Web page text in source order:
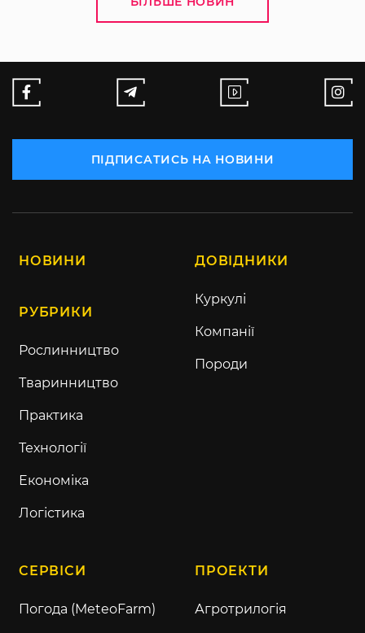
ПІДПИСАТИСЬ НА НОВИНИ
НОВИНИ
РУБРИКИ
Рослинництво
Тваринництво
Практика
Технології
Економіка
Логістика
ДОВІДНИКИ
Куркулі
Компанії
Породи
СЕРВІСИ
Погода (MeteoFarm)
ПРОЕКТИ
Агротрилогія